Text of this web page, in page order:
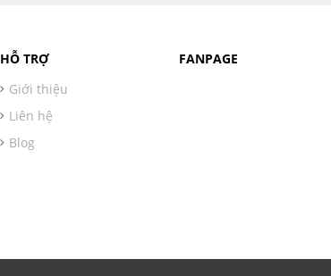
HỖ TRỢ
Giới thiệu
Liên hệ
Blog
FANPAGE